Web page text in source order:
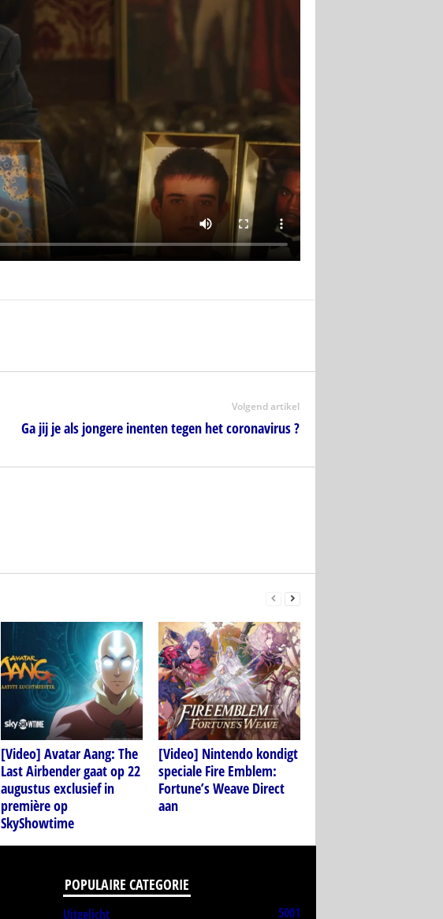
Volgend artikel
Ga jij je als jongere inenten tegen het coronavirus ?
[Video] Avatar Aang: The
Last Airbender gaat op 22
augustus exclusief in
première op
SkyShowtime
[Video] Nintendo kondigt
speciale Fire Emblem:
Fortune’s Weave Direct
aan
POPULAIRE CATEGORIE
Uitgelicht 5001